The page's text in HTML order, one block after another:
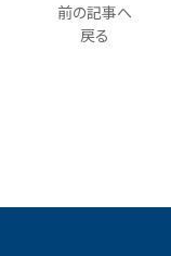
前の記事へ
戻る